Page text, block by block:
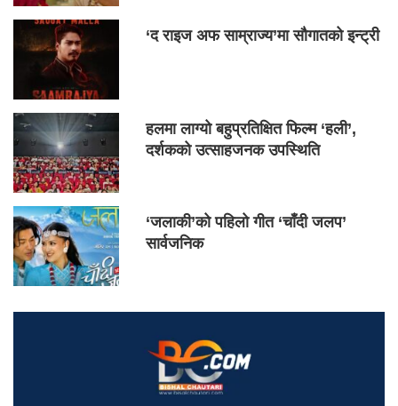
‘द राइज अफ साम्राज्य’मा सौगातको इन्ट्री
हलमा लाग्यो बहुप्रतिक्षित फिल्म ‘हली’,
दर्शकको उत्साहजनक उपस्थिति
‘जलाकी’को पहिलो गीत ‘चाँदी जलप’
सार्वजनिक